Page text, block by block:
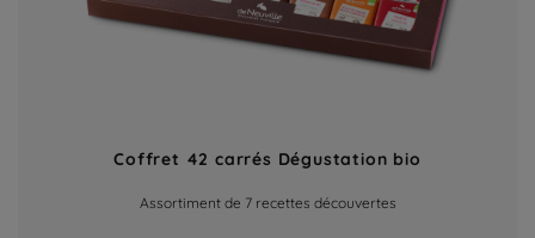
Coffret 42 carrés Dégustation bio
Assortiment de 7 recettes découvertes